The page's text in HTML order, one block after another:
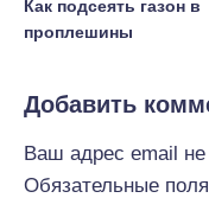
Как подсеять газон в
проплешины
Добавить
Ваш адрес email не
Обязательные